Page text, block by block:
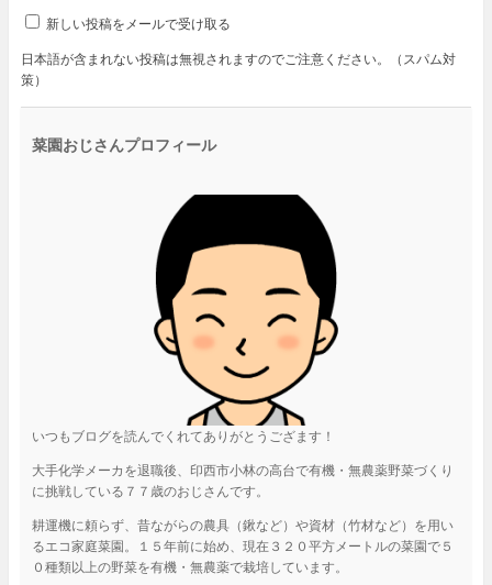
新しい投稿をメールで受け取る
日本語が含まれない投稿は無視されますのでご注意ください。（スパム対
策）
菜園おじさんプロフィール
いつもブログを読んでくれてありがとうござます！
大手化学メーカを退職後、印西市小林の高台で有機・無農薬野菜づくり
に挑戦している７７歳のおじさんです。
耕運機に頼らず、昔ながらの農具（鍬など）や資材（竹材など）を用い
るエコ家庭菜園。１５年前に始め、現在３２０平方メートルの菜園で５
０種類以上の野菜を有機・無農薬で栽培しています。